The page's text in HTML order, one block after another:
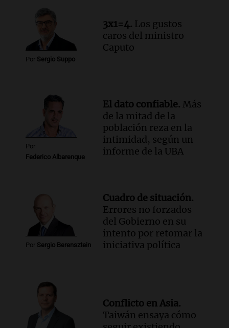
Por Sergio Suppo
3x1=4. Los gustos
caros del ministro
Caputo
Por
Federico Albarenque
El dato confiable. Más
de la mitad de la
población reza en la
intimidad, según un
informe de la UBA
Por Sergio Berensztein
Cuadro de situación.
Errores no forzados
del Gobierno en su
intento por retomar la
iniciativa política
Conflicto en Asia.
Taiwán ensaya cómo